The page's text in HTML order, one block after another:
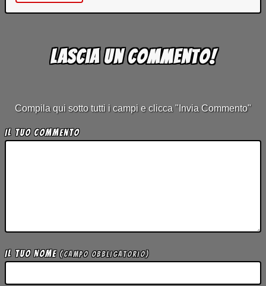
Lascia un commento!
Compila qui sotto tutti i campi e clicca "Invia Commento"
Il tuo Commento
Il tuo Nome (campo obbligatorio)